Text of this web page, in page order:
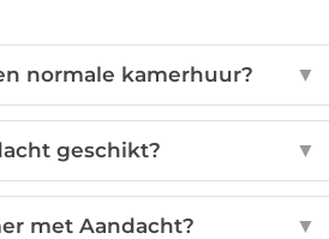
normale kamerhuur? ▼
geschikt? ▼
met Aandacht? ▼